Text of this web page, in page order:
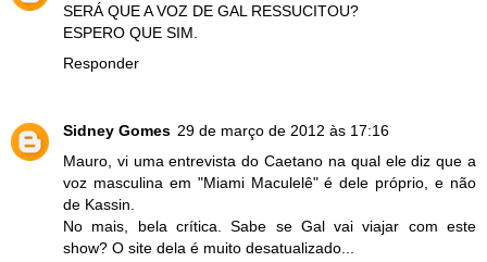
SERÁ QUE A VOZ DE GAL RESSUCITOU?
ESPERO QUE SIM.
Responder
Sidney Gomes 29 de março de 2012 às 17:16
Mauro, vi uma entrevista do Caetano na qual ele diz que a
voz masculina em "Miami Maculelê" é dele próprio, e não
de Kassin.
No mais, bela crítica. Sabe se Gal vai viajar com este
show? O site dela é muito desatualizado...